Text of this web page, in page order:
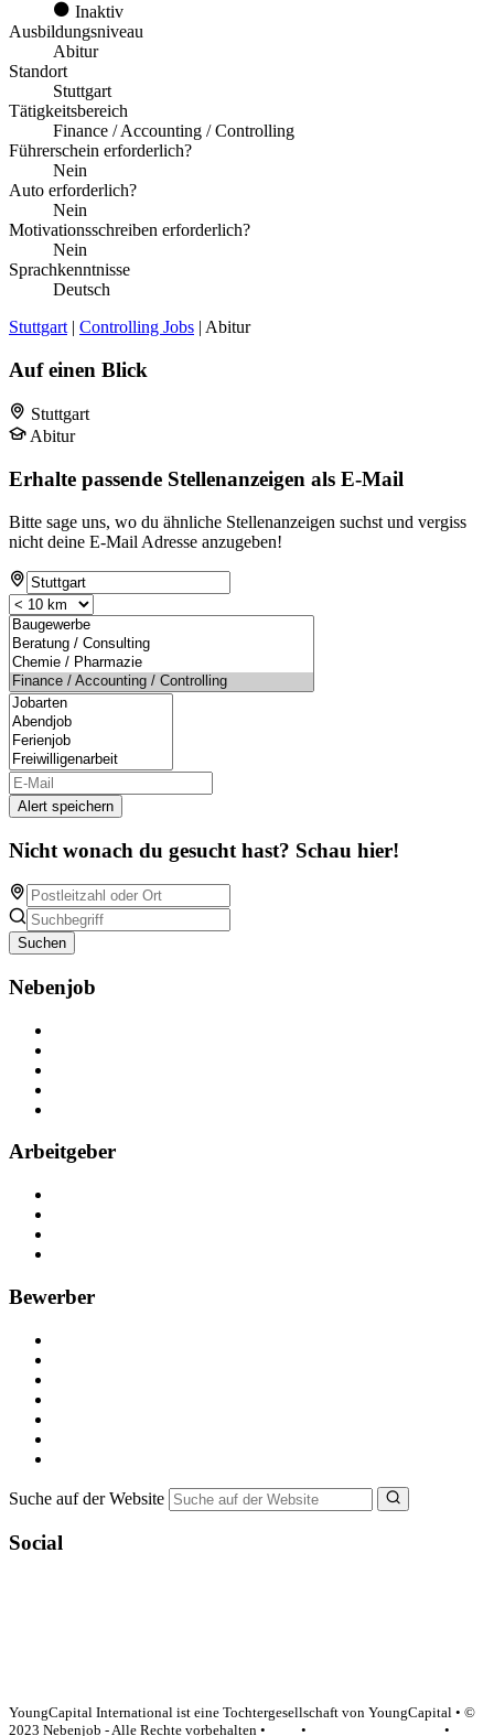
Inaktiv
Ausbildungsniveau
Abitur
Standort
Stuttgart
Tätigkeitsbereich
Finance / Accounting / Controlling
Führerschein erforderlich?
Nein
Auto erforderlich?
Nein
Motivationsschreiben erforderlich?
Nein
Sprachkenntnisse
Deutsch
Stuttgart | Controlling Jobs | Abitur
Auf einen Blick
Stuttgart
Abitur
Erhalte passende Stellenanzeigen als E-Mail
Bitte sage uns, wo du ähnliche Stellenanzeigen suchst und vergiss
nicht deine E-Mail Adresse anzugeben!
Alert speichern
Nicht wonach du gesucht hast? Schau hier!
Suchen
Nebenjob
Arbeitgeber
Bewerber
Suche auf der Website
Social
YoungCapital International ist eine Tochtergesellschaft von YoungCapital • ©
2023 Nebenjob - Alle Rechte vorbehalten •
• •